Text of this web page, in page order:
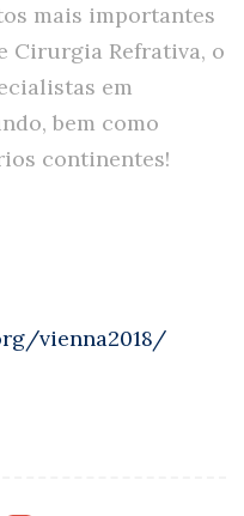
mais importantes
Cirurgia Refrativa, o
em
bem como
continentes!
vienna2018/